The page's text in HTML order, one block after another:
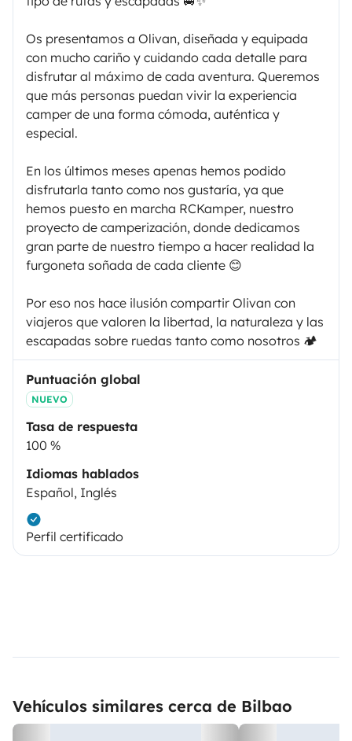
Os presentamos a Olivan, diseñada y equipada
con mucho cariño y cuidando cada detalle para
disfrutar al máximo de cada aventura. Queremos
que más personas puedan vivir la experiencia
camper de una forma cómoda, auténtica y
especial.
En los últimos meses apenas hemos podido
disfrutarla tanto como nos gustaría, ya que
hemos puesto en marcha RCKamper, nuestro
proyecto de camperización, donde dedicamos
gran parte de nuestro tiempo a hacer realidad la
furgoneta soñada de cada cliente 😊
Por eso nos hace ilusión compartir Olivan con
viajeros que valoren la libertad, la naturaleza y las
escapadas sobre ruedas tanto como nosotros 🏕️
Puntuación global
NUEVO
Tasa de respuesta
100 %
Idiomas hablados
Español, Inglés
Perfil certificado
Vehículos similares cerca de Bilbao